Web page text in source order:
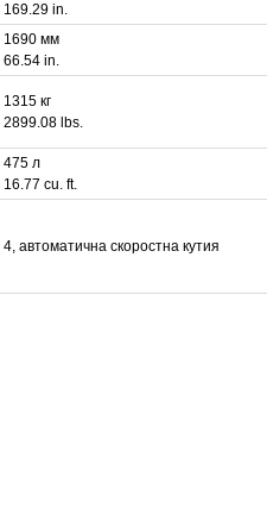
169.29 in.
1690 мм
66.54 in.
1315 кг
2899.08 lbs.
475 л
16.77 cu. ft.
4, автоматична скоростна кутия